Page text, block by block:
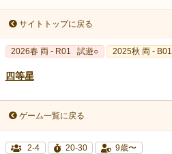
サイトトップに戻る
2026春 両 - R01 試遊○ 2025秋 両 - B01
四等星
ゲーム一覧に戻る
2-4 20-30 9歳〜